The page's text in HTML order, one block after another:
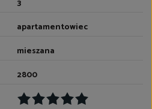
3
apartamentowiec
mieszana
2800